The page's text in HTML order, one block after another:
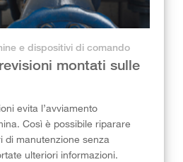
e dispositivi di comando
montati sulle
evita l’avviamento
Così è possibile riparare
di manutenzione senza
ulteriori informazioni.